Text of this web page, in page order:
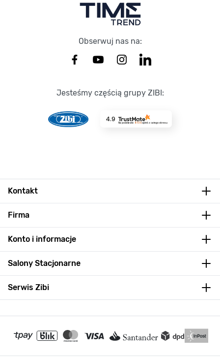
Obserwuj nas na:
Jesteśmy częścią grupy ZIBI:
4.9
Na podstawie 8735opinii z całego okresu
Kontakt
Firma
Konto i informacje
Salony Stacjonarne
Serwis Zibi